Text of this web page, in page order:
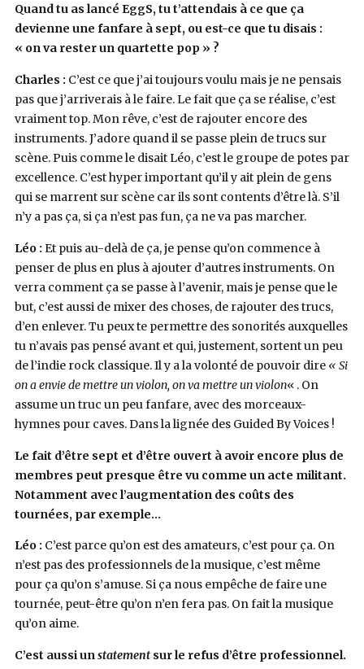
Quand tu as lancé EggS, tu t’attendais à ce que ça
devienne une fanfare à sept, ou est-ce que tu disais :
« on va rester un quartette pop » ?
Charles : C’est ce que j’ai toujours voulu mais je ne pensais
pas que j’arriverais à le faire. Le fait que ça se réalise, c’est
vraiment top. Mon rêve, c’est de rajouter encore des
instruments. J’adore quand il se passe plein de trucs sur
scène. Puis comme le disait Léo, c’est le groupe de potes par
excellence. C’est hyper important qu’il y ait plein de gens
qui se marrent sur scène car ils sont contents d’être là. S’il
n’y a pas ça, si ça n’est pas fun, ça ne va pas marcher.
Léo : Et puis au-delà de ça, je pense qu’on commence à
penser de plus en plus à ajouter d’autres instruments. On
verra comment ça se passe à l’avenir, mais je pense que le
but, c’est aussi de mixer des choses, de rajouter des trucs,
d’en enlever. Tu peux te permettre des sonorités auxquelles
tu n’avais pas pensé avant et qui, justement, sortent un peu
de l’indie rock classique. Il y a la volonté de pouvoir dire « Si
on a envie de mettre un violon, on va mettre un violon« . On
assume un truc un peu fanfare, avec des morceaux-
hymnes pour caves. Dans la lignée des Guided By Voices !
Le fait d’être sept et d’être ouvert à avoir encore plus de
membres peut presque être vu comme un acte militant.
Notamment avec l’augmentation des coûts des
tournées, par exemple…
Léo : C’est parce qu’on est des amateurs, c’est pour ça. On
n’est pas des professionnels de la musique, c’est même
pour ça qu’on s’amuse. Si ça nous empêche de faire une
tournée, peut-être qu’on n’en fera pas. On fait la musique
qu’on aime.
C’est aussi unstatement sur le refus d’être professionnel.